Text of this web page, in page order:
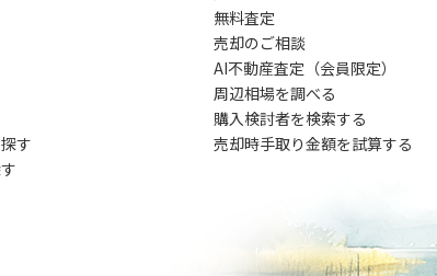
す
無料査定
売却のご相談
AI不動産査定（会員限定）
周辺相場を調べる
購入検討者を検索する
売却時手取り金額を試算する